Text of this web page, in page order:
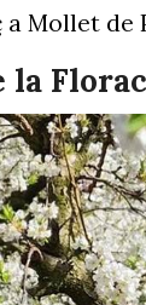
a Mollet de
la